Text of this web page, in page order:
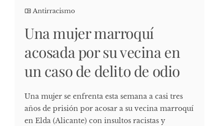
Antirracismo
Una mujer marroquí
acosada por su vecina en
un caso de delito de odio
Una mujer se enfrenta esta semana a casi tres
años de prisión por acosar a su vecina marroquí
en Elda (Alicante) con insultos racistas y